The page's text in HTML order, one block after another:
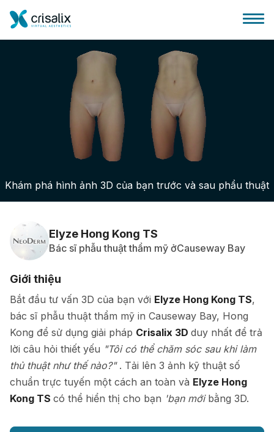
Bác sĩ phẫu thuật
Nền tảng kinh doanh 3D
Gói
Đánh giá của bệnh nhân
Khám phá hình ảnh 3D của bạn trước và sau phẩu thuật
Elyze Hong Kong TS
Bác sĩ phẫu thuật thẩm mỹ ởCauseway Bay
Giới thiệu
Bắt đầu tư vấn 3D của bạn với Elyze Hong Kong TS,
bác sĩ phẫu thuật thẩm mỹ in Causeway Bay, Hong
Kong để sử dụng giải pháp Crisalix 3D duy nhất để trả
lời câu hỏi thiết yếu "Tôi có thể chăm sóc sau khi làm
thủ thuật như thế nào?" . Tải lên 3 ảnh kỹ thuật số
chuẩn trực tuyến một cách an toàn và Elyze Hong
Kong TS có thể hiển thị cho bạn 'bạn mới bằng 3D.